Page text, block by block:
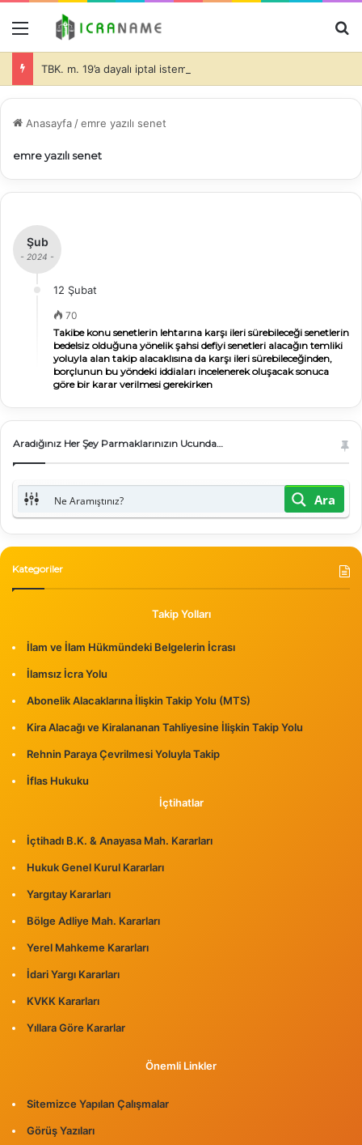
Menü
Anasayfa/emre yazılı senet
emre yazılı senet
Şub
- 2024 -
12 Şubat
70
Takibe konu senetlerin lehtarına karşı ileri sürebileceği senetlerin
bedelsiz olduğuna yönelik şahsi defiyi senetleri alacağın temliki
yoluyla alan takip alacaklısına da karşı ileri sürebileceğinden,
borçlunun bu yöndeki iddiaları incelenerek oluşacak sonuca
göre bir karar verilmesi gerekirken
Aradığınız Her Şey Parmaklarınızın Ucunda…
Ara
Kategoriler
Takip Yolları
İlam ve İlam Hükmündeki Belgelerin İcrası
İlamsız İcra Yolu
Abonelik Alacaklarına İlişkin Takip Yolu (MTS)
Kira Alacağı ve Kiralananan Tahliyesine İlişkin Takip Yolu
Rehnin Paraya Çevrilmesi Yoluyla Takip
İflas Hukuku
İçtihatlar
İçtihadı B.K. & Anayasa Mah. Kararları
Hukuk Genel Kurul Kararları
Yargıtay Kararları
Bölge Adliye Mah. Kararları
Yerel Mahkeme Kararları
İdari Yargı Kararları
KVKK Kararları
Yıllara Göre Kararlar
Önemli Linkler
Sitemizce Yapılan Çalışmalar
Görüş Yazıları